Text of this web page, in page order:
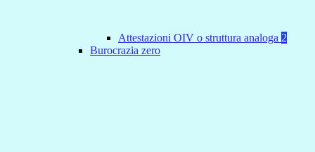
Attestazioni OIV o struttura analoga 2
Burocrazia zero